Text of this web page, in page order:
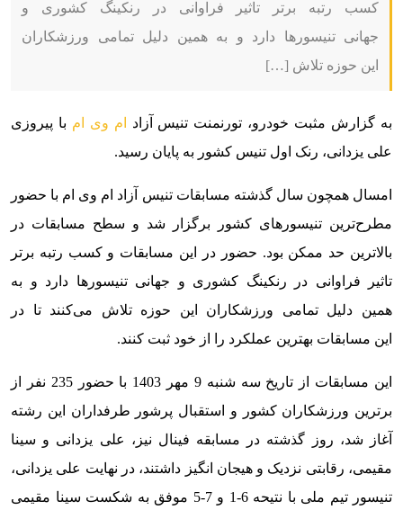
کسب رتبه برتر تاثیر فراوانی در رنکینگ کشوری و
جهانی تنیسورها دارد و به همین دلیل تمامی ورزشکاران
این حوزه تلاش […]
به گزارش مثبت خودرو، تورنمنت تنیس آزاد ام وی ام با پیروزی
علی یزدانی، رنک اول تنیس کشور به پایان رسید.
امسال همچون سال گذشته مسابقات تنیس آزاد ام وی ام با حضور
مطرح‌ترین تنیسورهای کشور برگزار شد و سطح مسابقات در
بالاترین حد ممکن بود. حضور در این مسابقات و کسب رتبه برتر
تاثیر فراوانی در رنکینگ کشوری و جهانی تنیسورها دارد و به
همین دلیل تمامی ورزشکاران این حوزه تلاش می‌کنند تا در
این مسابقات بهترین عملکرد را از خود ثبت کنند.
این مسابقات از تاریخ سه شنبه 9 مهر 1403 با حضور 235 نفر از
برترین ورزشکاران کشور و استقبال پرشور طرفداران این رشته
آغاز شد، روز گذشته در مسابقه فینال نیز، علی یزدانی و سینا
مقیمی، رقابتی نزدیک و هیجان انگیز داشتند، در نهایت علی یزدانی،
تنیسور تیم ملی با نتیحه 6-1 و 7-5 موفق به شکست سینا مقیمی